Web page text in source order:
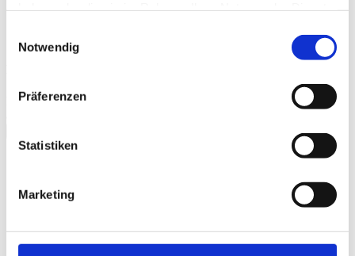
Notwendig
Präferenzen
Statistiken
Marketing
Bitteakzeptieren Sie Präferenz-Cookies
, um dieses Video